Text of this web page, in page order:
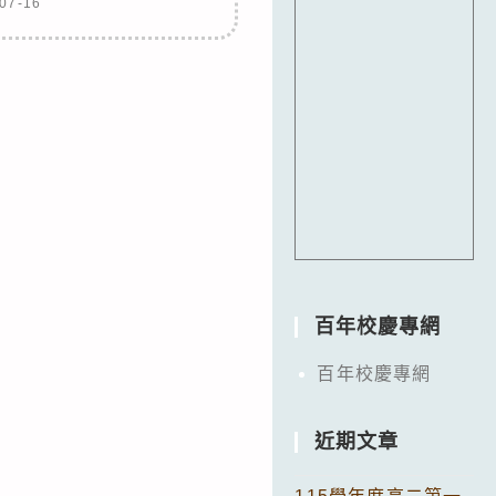
百年校慶專網
百年校慶專網
近期文章